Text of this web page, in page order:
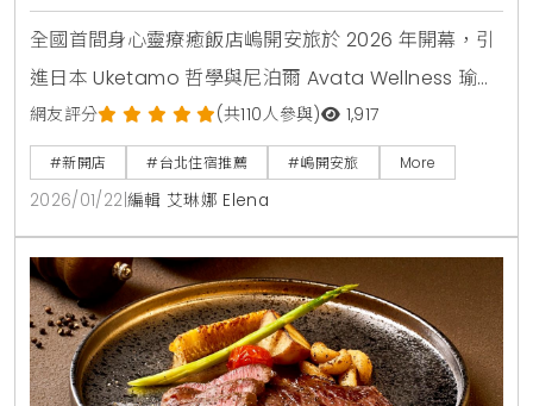
Forward 健康飲食與純淨住宿體驗
全國首間身心靈療癒飯店嵨開安旅於 2026 年開幕，引
進日本 Uketamo 哲學與尼泊爾 Avata Wellness 瑜
伽，結合 Plant Forward 飲食，打造台北城市中的靜心
秘境。
網友評分 (共110人參與) 1,917
#新開店 #台北住宿推薦 #嵨開安旅 More
2026/01/22 編輯 艾琳娜 Elena